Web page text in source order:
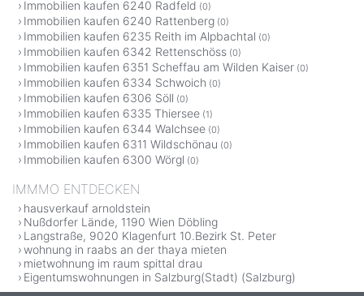
Immobilien kaufen 6240 Radfeld (0)
Immobilien kaufen 6240 Rattenberg (0)
Immobilien kaufen 6235 Reith im Alpbachtal (0)
Immobilien kaufen 6342 Rettenschöss (0)
Immobilien kaufen 6351 Scheffau am Wilden Kaiser (0)
Immobilien kaufen 6334 Schwoich (0)
Immobilien kaufen 6306 Söll (0)
Immobilien kaufen 6335 Thiersee (1)
Immobilien kaufen 6344 Walchsee (0)
Immobilien kaufen 6311 Wildschönau (0)
Immobilien kaufen 6300 Wörgl (0)
IMMMO ENTDECKEN
hausverkauf arnoldstein
Nußdorfer Lände, 1190 Wien Döbling
Langstraße, 9020 Klagenfurt 10.Bezirk St. Peter
wohnung in raabs an der thaya mieten
mietwohnung im raum spittal drau
Eigentumswohnungen in Salzburg(Stadt) (Salzburg)